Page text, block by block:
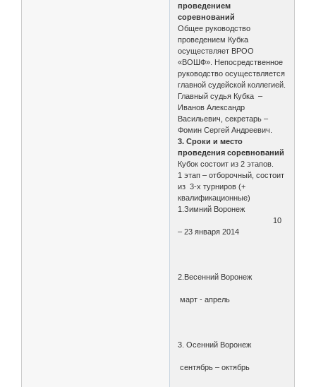
проведением
соревнований
Общее руководство
проведением Кубка
осуществляет ВРОО
«ВОШФ». Непосредственное
руководство осуществляется
главной судейской коллегией.
Главный судья Кубка –
Иванов Александр
Васильевич, секретарь –
Фомин Сергей Андреевич.
3. Сроки и место
проведения соревнований
Кубок состоит из 2 этапов.
1 этап – отборочный, состоит
из 3-х турниров (+
квалификационные)
1.Зимний Воронеж
10
– 23 января 2014
2.Весенний Воронеж
март - апрель
3. Осенний Воронеж
сентябрь – октябрь